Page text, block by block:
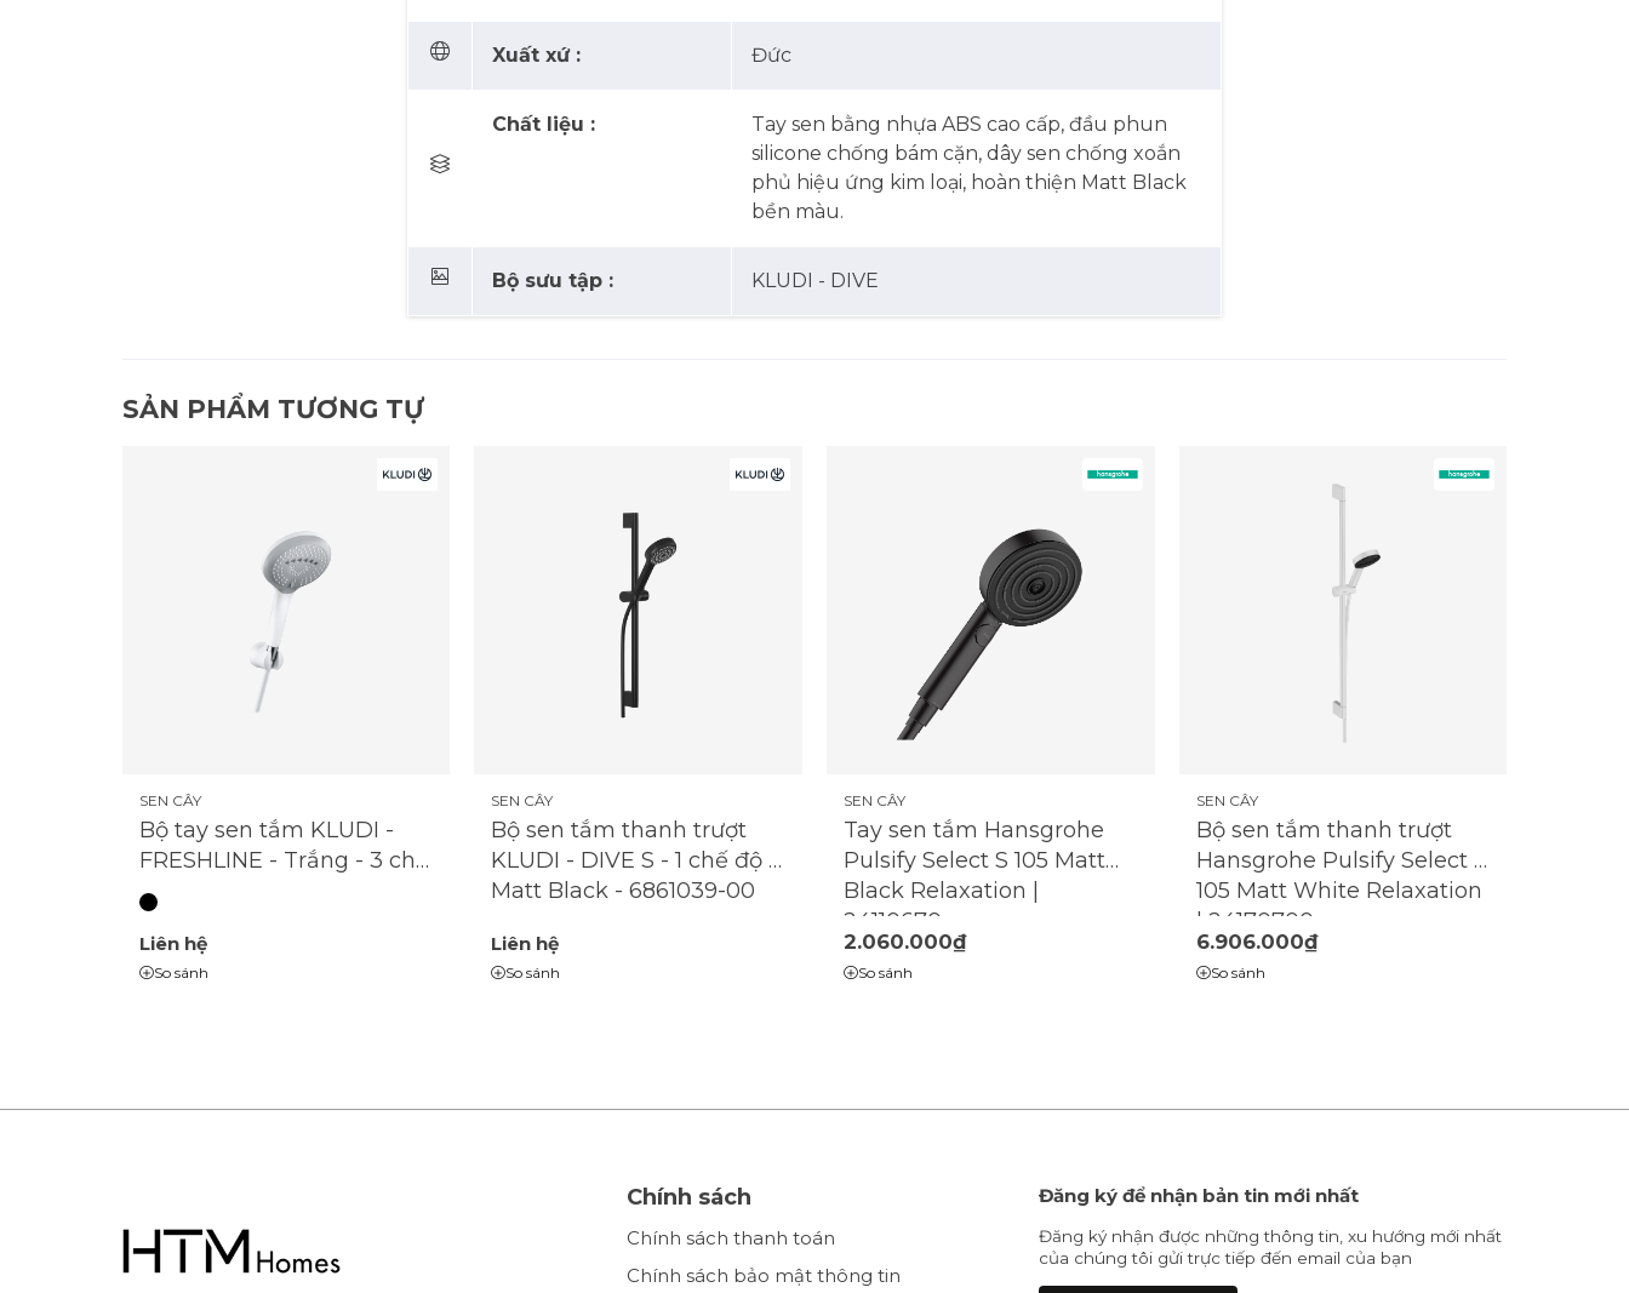
Xuất xứ : Đức
Chất liệu :
Tay sen bằng nhựa ABS cao cấp, đầu phun
silicone chống bám cặn, dây sen chống xoắn
phủ hiệu ứng kim loại, hoàn thiện Matt Black
bền màu.
Bộ sưu tập : KLUDI - DIVE
SẢN PHẨM TƯƠNG TỰ
SEN CÂY
Bộ tay sen tắm KLUDI -
FRESHLINE - Trắng - 3 chế
độ - 6795091-00
Liên hệ
So sánh
SEN CÂY
Bộ sen tắm thanh trượt
KLUDI - DIVE S - 1 chế độ -
Matt Black - 6861039-00
Liên hệ
So sánh
SEN CÂY
Tay sen tắm Hansgrohe
Pulsify Select S 105 Matt
Black Relaxation |
24110670
2.060.000₫
So sánh
SEN CÂY
Bộ sen tắm thanh trượt
Hansgrohe Pulsify Select S
105 Matt White Relaxation
| 24170700
6.906.000₫
So sánh
Chính sách
Chính sách thanh toán
Chính sách bảo mật thông tin
Đăng ký để nhận bản tin mới nhất
Đăng ký nhận được những thông tin, xu hướng mới nhất
của chúng tôi gửi trực tiếp đến email của bạn